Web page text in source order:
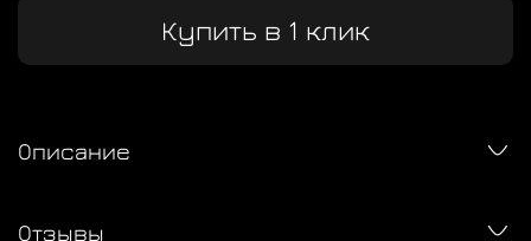
Купить в 1 клик
Описание
Отзывы